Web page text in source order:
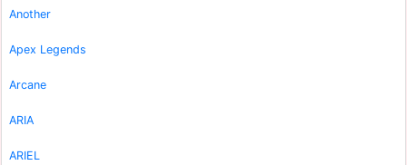
Another
Apex Legends
Arcane
ARIA
ARIEL